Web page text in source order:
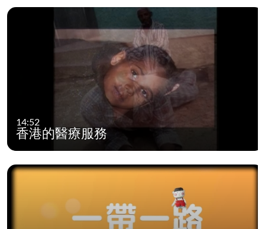
14:52
香港的醫療服務